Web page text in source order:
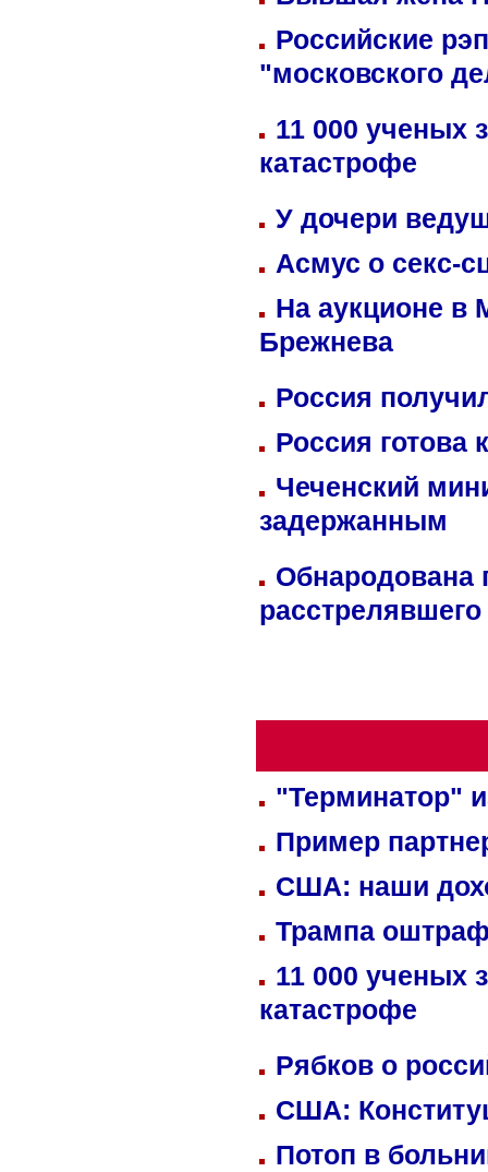
Российские
"московского
11 000 ученых
катастрофе
У дочери
Асмус о секс-
На аукционе в
Брежнева
Россия
Россия готова
Чеченский
задержанным
Обнародована
"Терминатор"
Пример
США: наши
Трампа
11 000 ученых
катастрофе
Рябков о
США:
Потоп в